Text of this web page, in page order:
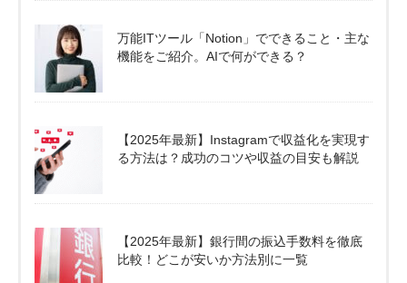
万能ITツール「Notion」でできること・主な
機能をご紹介。AIで何ができる？
【2025年最新】Instagramで収益化を実現す
る方法は？成功のコツや収益の目安も解説
【2025年最新】銀行間の振込手数料を徹底
比較！どこが安いか方法別に一覧